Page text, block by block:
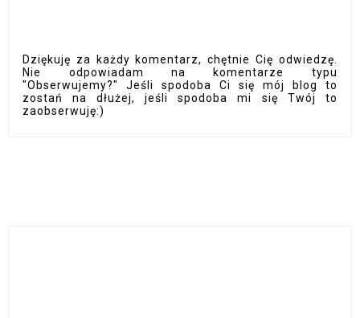
Dziękuję za każdy komentarz, chętnie Cię odwiedzę.
Nie odpowiadam na komentarze typu
"Obserwujemy?" Jeśli spodoba Ci się mój blog to
zostań na dłużej, jeśli spodoba mi się Twój to
zaobserwuję:)